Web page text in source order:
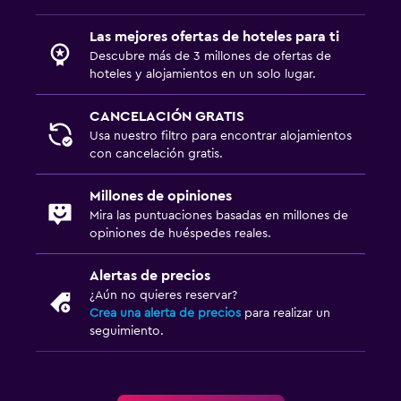
Ciclismo
Salud y seguridad
Limpieza diaria
Botiquín de primeros auxilios
Ideal para familias
Periquera
Las mejores ofertas de hoteles para ti
Descubre más de 3 millones de ofertas de
hoteles y alojamientos en un solo lugar.
CANCELACIÓN GRATIS
Usa nuestro filtro para encontrar alojamientos
con cancelación gratis.
Millones de opiniones
Mira las puntuaciones basadas en millones de
opiniones de huéspedes reales.
Alertas de precios
¿Aún no quieres reservar?
Crea una alerta de precios para realizar un
seguimiento.